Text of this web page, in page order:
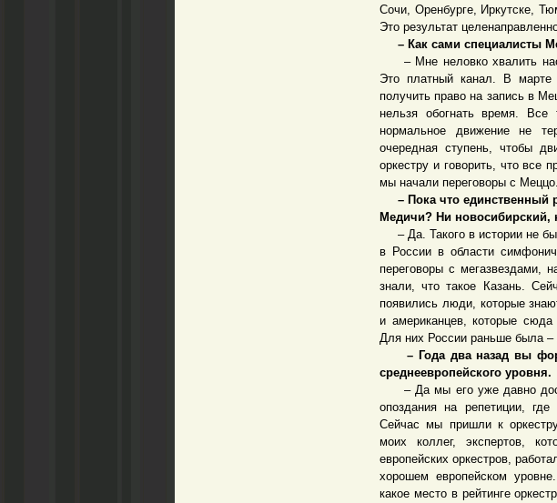
Сочи, Оренбурге, Иркутске,
Это результат
– Как сами специалисты
– Мне неловко хвалить
Это платный канал. В
получить право на запись в
нельзя обогнать время. Все
нормальное движение не
очередная ступень, чтобы
оркестру и говорить, что все
мы начали переговоры с Меццо.
– Пока что единственный
Медичи? Ни новосибирский,
– Да. Такого в истории не
в России в области
переговоры с мегазвездами,
знали, что такое Казань.
появились люди, которые
и американцев, которые
Для них России раньше была –
– Года два назад вы
среднеевропейского уровня.
– Да мы его уже давно
опоздания на репетиции,
Сейчас мы пришли к
моих коллег, экспертов,
европейских оркестров,
хорошем европейском
какое место в рейтинге